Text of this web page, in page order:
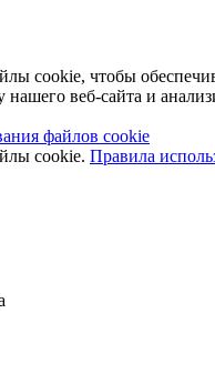
cookie, чтобы
веб-сайта и
файлов cookie
cookie. Правила